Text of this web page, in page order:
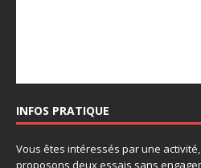
INFOS PRATIQUE
Vous êtes intéressés par une
proposons deux essais sans